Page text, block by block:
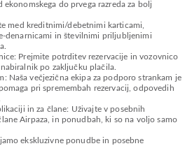
do prvega razreda za bolj
med kreditnimi/debetnimi karticami,
denarnicami in številnimi priljubljenimi
Prejmite potrditev rezervacije in vozovnico
po zaključku plačila.
Naša večjezična ekipa za podporo strankam je
pri spremembah rezervacij, odpovedih
in za člane: Uživajte v posebnih
Airpaza, in ponudbah, ki so na voljo samo
ekskluzivne ponudbe in posebne